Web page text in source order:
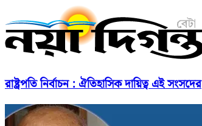
রাষ্ট্রপতি নির্বাচন : ঐতিহাসিক দায়িত্ব এই সংসদের